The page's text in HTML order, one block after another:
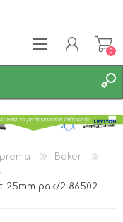
0
Baker
25mm pak/2 86502